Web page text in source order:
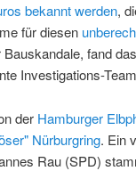
bekannt werden,
für diesen
fand
Investigations-
der Hamburger
Nürburgring. Ein
Rau (SPD)